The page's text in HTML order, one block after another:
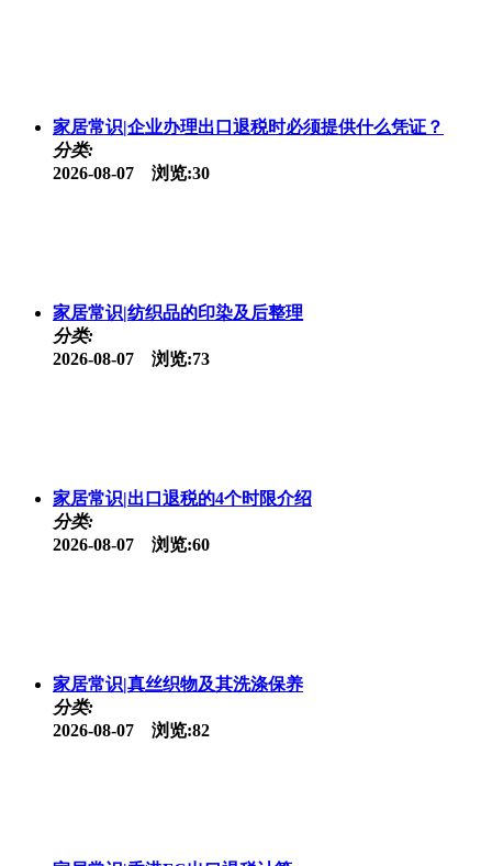
家居常识|企业办理出口退税时必须提供什么凭证？
分类:
2026-08-07 浏览:30
家居常识|纺织品的印染及后整理
分类:
2026-08-07 浏览:73
家居常识|出口退税的4个时限介绍
分类:
2026-08-07 浏览:60
家居常识|真丝织物及其洗涤保养
分类:
2026-08-07 浏览:82